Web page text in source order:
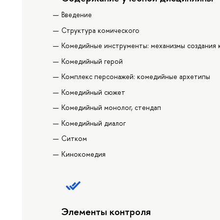
Введение
Структура комического
Комедийные инструменты: механизмы создания
Комедийный герой
Комплекс персонажей: комедийные архетипы
Комедийный сюжет
Комедийный монолог, стендап
Комедийный диалог
Ситком
Кинокомедия
Элементы контроля